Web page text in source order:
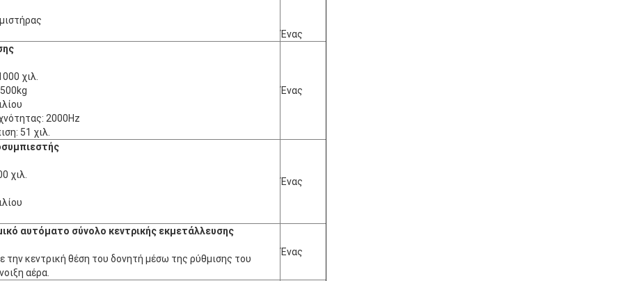
Ένας
χιλ.
2000Hz
51 χιλ.
Ένας
χιλ.
Ένας
αυτόματο σύνολο κεντρικής εκμετάλλευσης
την κεντρική θέση του δονητή μέσω της ρύθμισης του
αέρα.
Ένας